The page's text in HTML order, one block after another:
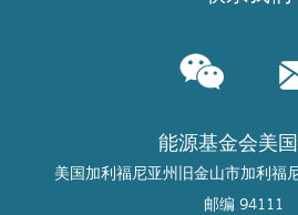
能源基金会美
美国加利福尼亚州旧金山市加利福
邮编 94111